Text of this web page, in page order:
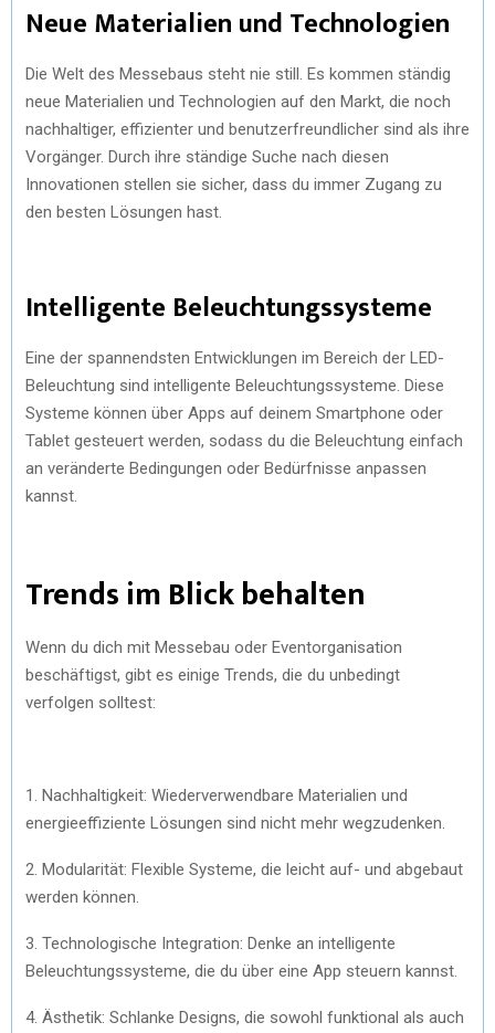
Neue Materialien und Technologien
Die Welt des Messebaus steht nie still. Es kommen ständig
neue Materialien und Technologien auf den Markt, die noch
nachhaltiger, effizienter und benutzerfreundlicher sind als ihre
Vorgänger. Durch ihre ständige Suche nach diesen
Innovationen stellen sie sicher, dass du immer Zugang zu
den besten Lösungen hast.
Intelligente Beleuchtungssysteme
Eine der spannendsten Entwicklungen im Bereich der LED-
Beleuchtung sind intelligente Beleuchtungssysteme. Diese
Systeme können über Apps auf deinem Smartphone oder
Tablet gesteuert werden, sodass du die Beleuchtung einfach
an veränderte Bedingungen oder Bedürfnisse anpassen
kannst.
Trends im Blick behalten
Wenn du dich mit Messebau oder Eventorganisation
beschäftigst, gibt es einige Trends, die du unbedingt
verfolgen solltest:
1. Nachhaltigkeit: Wiederverwendbare Materialien und
energieeffiziente Lösungen sind nicht mehr wegzudenken.
2. Modularität: Flexible Systeme, die leicht auf- und abgebaut
werden können.
3. Technologische Integration: Denke an intelligente
Beleuchtungssysteme, die du über eine App steuern kannst.
4. Ästhetik: Schlanke Designs, die sowohl funktional als auch